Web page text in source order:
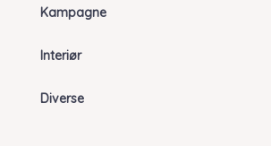
Kampagne
Interiør
Diverse